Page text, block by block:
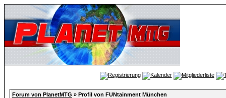
Forum von PlanetMTG » Profil von FUNtainment München